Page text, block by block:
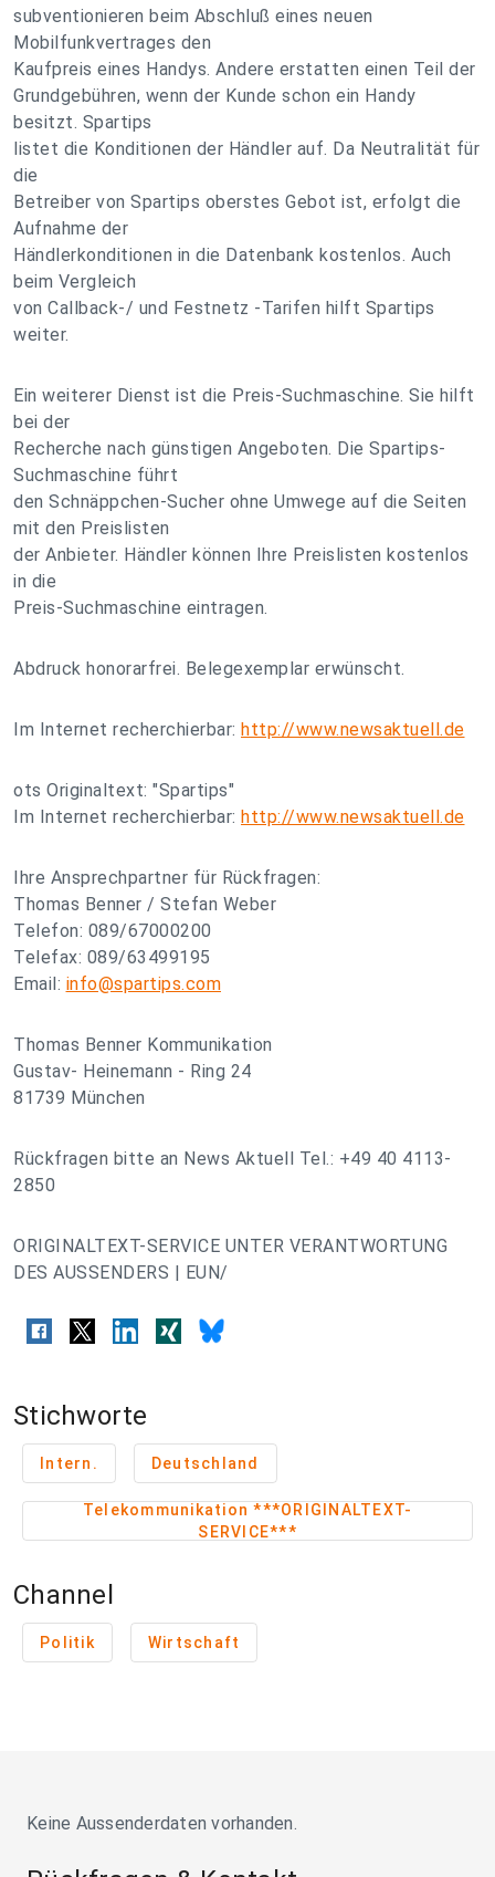
subventionieren beim Abschluß eines neuen
Mobilfunkvertrages den
Kaufpreis eines Handys. Andere erstatten einen Teil der
Grundgebühren, wenn der Kunde schon ein Handy
besitzt. Spartips
listet die Konditionen der Händler auf. Da Neutralität für
die
Betreiber von Spartips oberstes Gebot ist, erfolgt die
Aufnahme der
Händlerkonditionen in die Datenbank kostenlos. Auch
beim Vergleich
von Callback-/ und Festnetz -Tarifen hilft Spartips
weiter.
Ein weiterer Dienst ist die Preis-Suchmaschine. Sie hilft
bei der
Recherche nach günstigen Angeboten. Die Spartips-
Suchmaschine führt
den Schnäppchen-Sucher ohne Umwege auf die Seiten
mit den Preislisten
der Anbieter. Händler können Ihre Preislisten kostenlos
in die
Preis-Suchmaschine eintragen.
Abdruck honorarfrei. Belegexemplar erwünscht.
Im Internet recherchierbar: http://www.newsaktuell.de
ots Originaltext: "Spartips"
Im Internet recherchierbar: http://www.newsaktuell.de
Ihre Ansprechpartner für Rückfragen:
Thomas Benner / Stefan Weber
Telefon: 089/67000200
Telefax: 089/63499195
Email: info@spartips.com
Thomas Benner Kommunikation
Gustav- Heinemann - Ring 24
81739 München
Rückfragen bitte an News Aktuell Tel.: +49 40 4113-
2850
ORIGINALTEXT-SERVICE UNTER VERANTWORTUNG
DES AUSSENDERS | EUN/
Stichworte
Intern. Deutschland
Telekommunikation ***ORIGINALTEXT-
SERVICE***
Channel
Politik Wirtschaft
Keine Aussenderdaten vorhanden.